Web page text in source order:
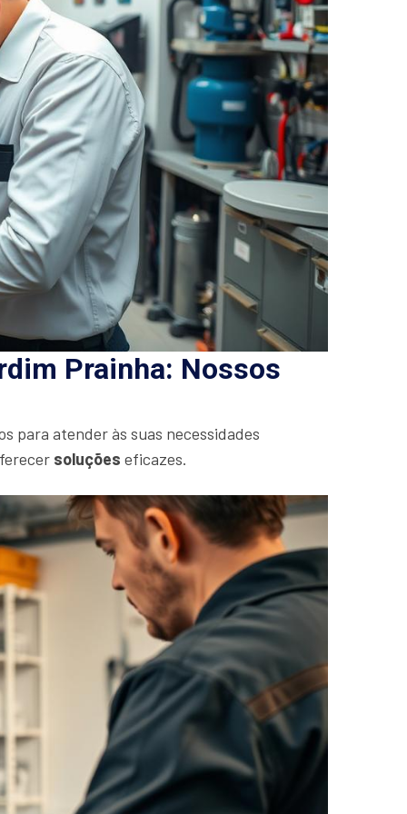
Prainha: Nossos
para atender às suas necessidades
soluções eficazes.